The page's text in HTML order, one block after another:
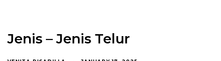
Jenis – Jenis Telur